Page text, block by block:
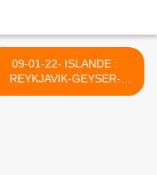
09-01-22- ISLANDE :
REYKJAVIK-GEYSER-
GULLFOSS (LE CERCLE